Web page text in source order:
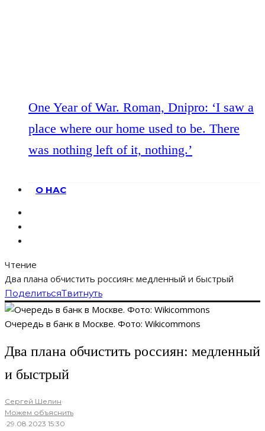
One Year of War. Roman, Dnipro: ‘I saw a
place where our home used to be. There
was nothing left of it, nothing.’
О НАС
Чтение
Два плана обчистить россиян: медленный и быстрый
ПоделитьсяТвитнуть
Очередь в банк в Москве. Фото: Wikicommons
Два плана обчистить россиян: медленный
и быстрый
Сергей Шелин·
Можем объяснить
·29.08.2023 15:30